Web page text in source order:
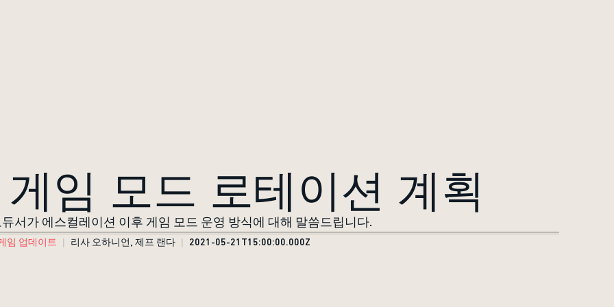
임 모드 로테이션 계획
듀서가 에스컬레이션 이후 게임 모드 운영 방식에 대해 말씀드립니다.
임 업데이트 리사 오하니언, 제프 랜다 2021-05-21T15:00:00.000Z